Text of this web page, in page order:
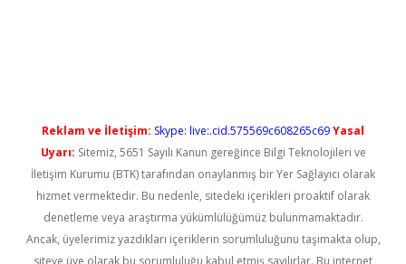
Reklam ve İletişim: Skype: live:.cid.575569c608265c69Yasal
Uyarı: Sitemiz, 5651 Sayılı Kanun gereğince Bilgi Teknolojileri ve
İletişim Kurumu (BTK) tarafından onaylanmış bir Yer Sağlayıcı olarak
hizmet vermektedir. Bu nedenle, sitedeki içerikleri proaktif olarak
denetleme veya araştırma yükümlülüğümüz bulunmamaktadır.
Ancak, üyelerimiz yazdıkları içeriklerin sorumluluğunu taşımakta olup,
siteye üye olarak bu sorumluluğu kabul etmiş sayılırlar. Bu internet